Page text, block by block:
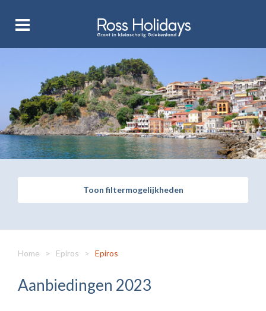
Toon filtermogelijkheden
Home > Epiros > Epiros
Aanbiedingen 2023